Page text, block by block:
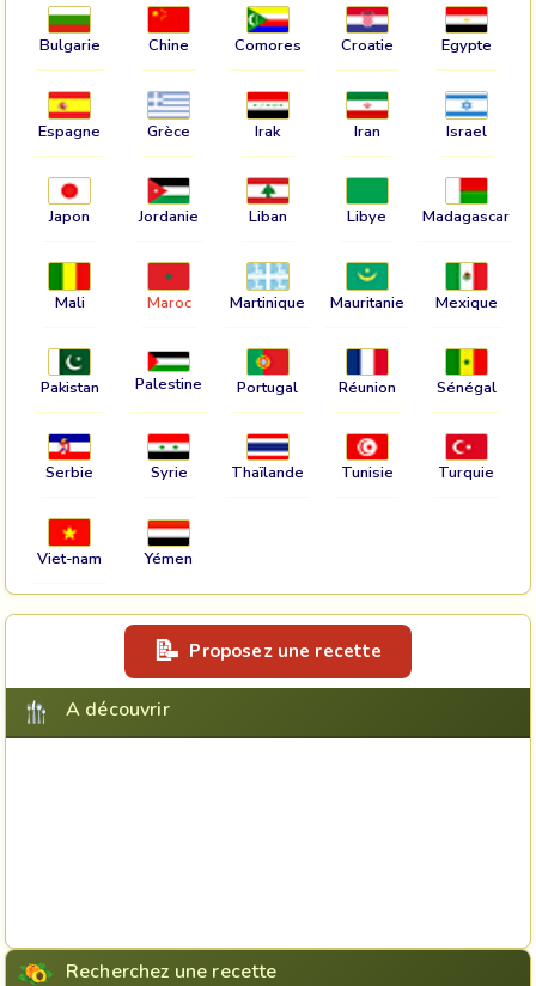
Bulgarie Chine Comores Croatie Egypte
Espagne Grèce Irak Iran Israel
Japon Jordanie Liban Libye Madagascar
Mali Maroc Martinique Mauritanie Mexique
Pakistan Palestine Portugal Réunion Sénégal
Serbie Syrie Thaïlande Tunisie Turquie
Viet-nam Yémen
Proposez une recette
A découvrir
Recherchez une recette